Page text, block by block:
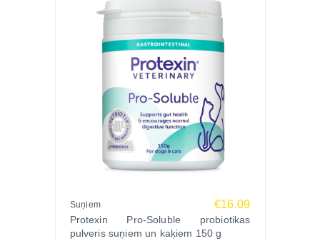
Suņiem €16.09
Protexin Pro-Soluble probiotikas
pulveris suņiem un kaķiem 150 g